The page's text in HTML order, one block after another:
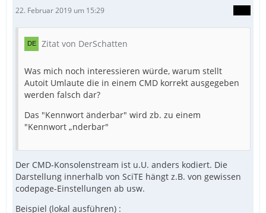
22. Februar 2019 um 15:29
Zitat von DerSchatten
Was mich noch interessieren würde, warum stellt
Autoit Umlaute die in einem CMD korrekt ausgegeben
werden falsch dar?
Das "Kennwort änderbar" wird zb. zu einem
"Kennwort „nderbar"
Der CMD-Konsolenstream ist u.U. anders kodiert. Die
Darstellung innerhalb von SciTE hängt z.B. von gewissen
codepage-Einstellungen ab usw.
Beispiel (lokal ausführen) :